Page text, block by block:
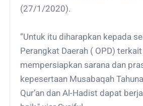
(27/1/2020).
”Untuk itu diharapkan kepada
Perangkat Daerah ( OPD) terkait
mempersiapkan sarana dan
kepesertaan Musabaqah
Qur’an dan Al-Hadist dapat